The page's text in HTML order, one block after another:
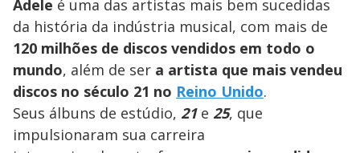
Adele é uma das artistas mais bem sucedidas
da história da indústria musical, com mais de
120 milhões de discos vendidos em todo o
mundo, além de ser a artista que mais vendeu
discos no século 21 no Reino Unido.
Seus álbuns de estúdio, 21 e 25, que
impulsionaram sua carreira